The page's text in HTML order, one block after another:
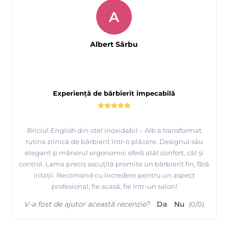
Experiență de bărbierit impecabilă
Briciul English din oțel inoxidabil – Alb a transformat
rutina zilnică de bărbierit într-o plăcere. Designul său
elegant și mânerul ergonomic oferă atât confort, cât și
control. Lama precis ascuțită promite un bărbierit fin, fără
iritații. Recomand cu încredere pentru un aspect
profesional, fie acasă, fie într-un salon!
A
Albert Sârbu
V-a fost de ajutor această recenzie? Da Nu (0/0)